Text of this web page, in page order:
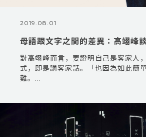
2019.08.01
母語跟文字之間的差異：高翊峰
對高翊峰而言，要證明自己是客家人
式，即是講客家話。「也因為如此簡
難。...